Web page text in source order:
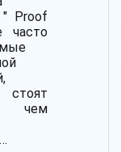
" Proof
часто
чем